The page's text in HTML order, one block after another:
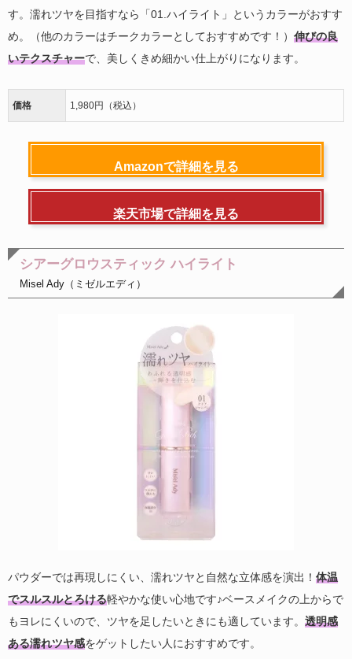
す。濡れツヤを目指すなら「01.ハイライト」というカラーがおすす
め。（他のカラーはチークカラーとしておすすめです！） 伸びの良
いテクスチャーで、美しくきめ細かい仕上がりになります。
価格 1,980円（税込）
Amazonで詳細を見る
楽天市場で詳細を見る
シアーグロウスティック ハイライト
Misel Ady（ミゼルエディ）
パウダーでは再現しにくい、濡れツヤと自然な立体感を演出！ 体温
でスルスルとろける軽やかな使い心地です♪ベースメイクの上からで
もヨレにくいので、ツヤを足したいときにも適しています。 透明感
ある濡れツヤ感をゲットしたい人におすすめです。